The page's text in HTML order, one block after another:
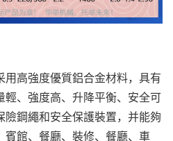
高強度優質鋁合金材料，具有
、強度高、升降平衡、安全可
鋼繩和安全保護裝置，并能夠
賓館、餐廳、裝修、餐廳、車